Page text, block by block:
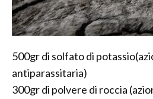
500gr di solfato di
antiparassitaria)
300gr di polvere di roccia